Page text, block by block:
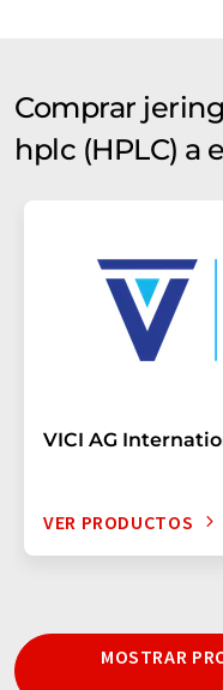
Comprar
hplc (HPLC) a
VICI AG
VER PRODUCTOS
MOSTRAR